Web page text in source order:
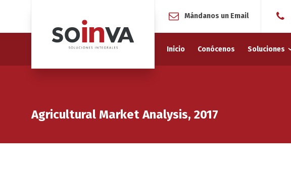
Mándanos un Email
Inicio Conócenos Soluciones
Agricultural Market Analysis, 2017